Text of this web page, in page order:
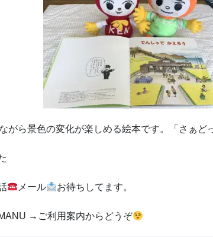
がら景色の変化が楽しめる絵本です。「さぁど
メール お待ちしてます。
→ご利用案内からどうぞ